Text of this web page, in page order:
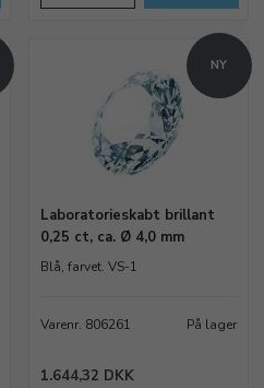
NY
Laboratorieskabt brillant
0,25 ct, ca. Ø 4,0 mm
Blå, farvet. VS-1
Varenr. 806261 På lager
1.644,32 DKK